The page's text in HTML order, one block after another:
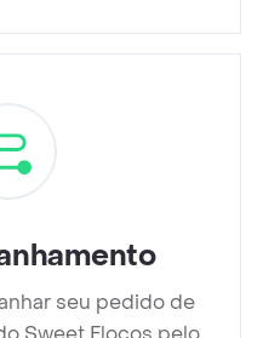
seu pedido de